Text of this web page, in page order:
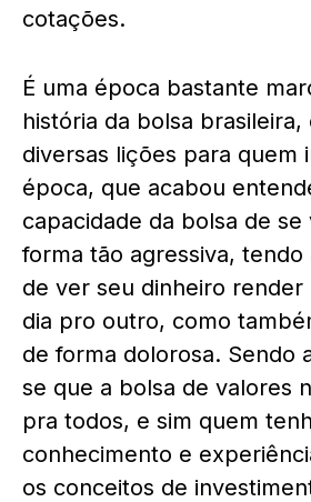
cotações.
É uma época bastante
história da bolsa brasileira,
diversas lições para quem
época, que acabou
capacidade da bolsa de se
forma tão agressiva, tendo
de ver seu dinheiro render
dia pro outro, como
de forma dolorosa. Sendo
se que a bolsa de valores
pra todos, e sim quem
conhecimento e
os conceitos de